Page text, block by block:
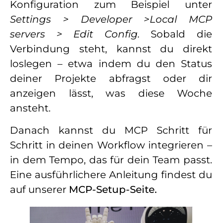
Konfiguration zum Beispiel unter
Settings > Developer >Local MCP
servers > Edit Config. Sobald die
Verbindung steht, kannst du direkt
loslegen – etwa indem du den Status
deiner Projekte abfragst oder dir
anzeigen lässt, was diese Woche
ansteht.
Danach kannst du MCP Schritt für
Schritt in deinen Workflow integrieren –
in dem Tempo, das für dein Team passt.
Eine ausführlichere Anleitung findest du
auf unserer MCP-Setup-Seite.